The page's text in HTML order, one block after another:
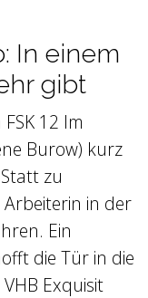
In einem
gibt
12 Im
Burow) kurz
zu
in der
Ein
die Tür in die
Exquisit